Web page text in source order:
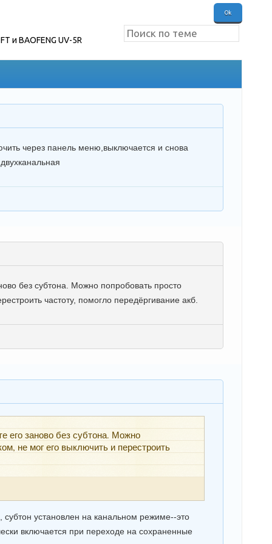
и BAOFENG UV-5R
через панель меню,выключается и снова
без субтона. Можно попробовать просто
частоту, помогло передёргивание акб.
его заново без субтона. Можно
не мог его выключить и перестроить
установлен на канальном режиме--это
включается при переходе на сохраненные